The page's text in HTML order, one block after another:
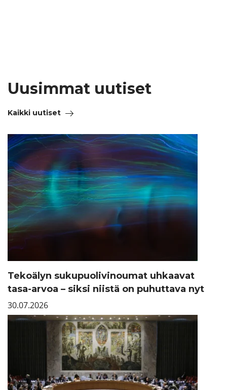
Uusimmat uutiset
Kaikki uutiset
Tekoälyn sukupuolivinoumat uhkaavat
tasa-arvoa – siksi niistä on puhuttava nyt
30.07.2026